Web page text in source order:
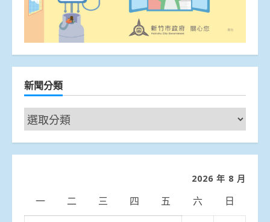
新聞分類
新
聞
分
2026 年 8 月
一 二 三 四 五 六 日